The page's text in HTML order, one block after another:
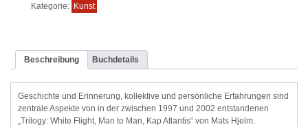
Kategorie: Kunst
Beschreibung Buchdetails
Geschichte und Erinnerung, kollektive und persönliche Erfahrungen sind
zentrale Aspekte von in der zwischen 1997 und 2002 entstandenen
„Trilogy: White Flight, Man to Man, Kap Atlantis“ von Mats Hjelm.